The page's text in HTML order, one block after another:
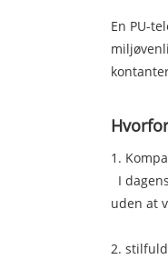
En PU-
1.
I
uden at
2.